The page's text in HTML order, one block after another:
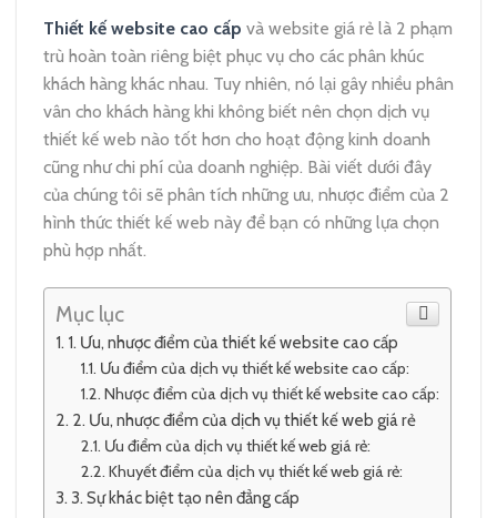
Thiết kế website cao cấp và website giá rẻ là 2 phạm
trù hoàn toàn riêng biệt phục vụ cho các phân khúc
khách hàng khác nhau. Tuy nhiên, nó lại gây nhiều phân
vân cho khách hàng khi không biết nên chọn dịch vụ
thiết kế web nào tốt hơn cho hoạt động kinh doanh
cũng như chi phí của doanh nghiệp. Bài viết dưới đây
của chúng tôi sẽ phân tích những ưu, nhược điểm của 2
hình thức thiết kế web này để bạn có những lựa chọn
phù hợp nhất.
Mục lục
1. Ưu, nhược điểm của thiết kế website cao cấp
Ưu điểm của dịch vụ thiết kế website cao cấp:
Nhược điểm của dịch vụ thiết kế website cao cấp:
2. Ưu, nhược điểm của dịch vụ thiết kế web giá rẻ
Ưu điểm của dịch vụ thiết kế web giá rẻ:
Khuyết điểm của dịch vụ thiết kế web giá rẻ:
3. Sự khác biệt tạo nên đẳng cấp